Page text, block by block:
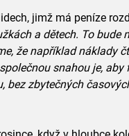
jimž má peníze
a dětech. To bude
že například náklady
snahou je,
zbytečných